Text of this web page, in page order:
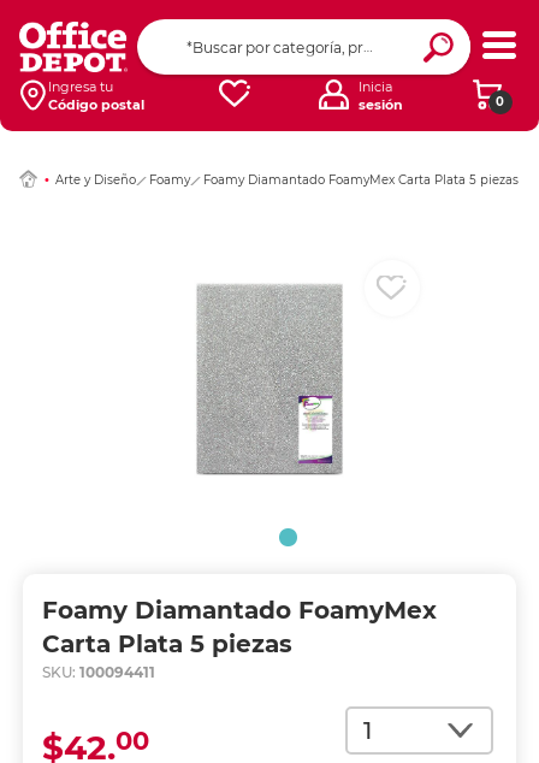
Ingresa tu
Código postal
0
Inicia
sesión
Arte y Diseño Foamy Foamy Diamantado FoamyMex Carta Plata 5 piezas
Foamy Diamantado FoamyMex
Carta Plata 5 piezas
SKU: 100094411
Cantidad
$42.00
Ingresar Codigo